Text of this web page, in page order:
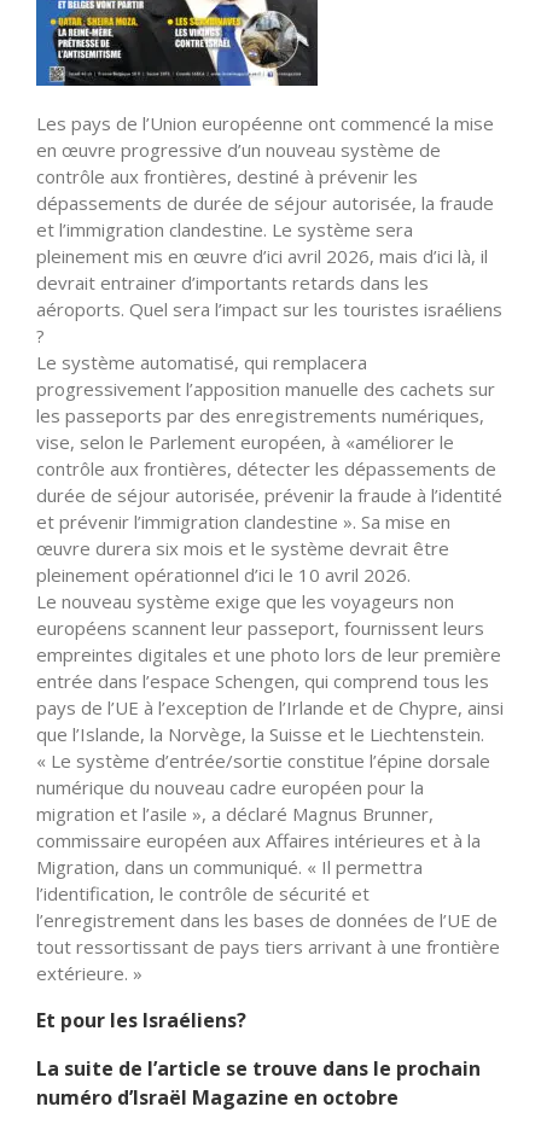
Les pays de l’Union européenne ont commencé la mise
en œuvre progressive d’un nouveau système de
contrôle aux frontières, destiné à prévenir les
dépassements de durée de séjour autorisée, la fraude
et l’immigration clandestine. Le système sera
pleinement mis en œuvre d’ici avril 2026, mais d’ici là, il
devrait entrainer d’importants retards dans les
aéroports. Quel sera l’impact sur les touristes israéliens
?
Le système automatisé, qui remplacera
progressivement l’apposition manuelle des cachets sur
les passeports par des enregistrements numériques,
vise, selon le Parlement européen, à «améliorer le
contrôle aux frontières, détecter les dépassements de
durée de séjour autorisée, prévenir la fraude à l’identité
et prévenir l’immigration clandestine ». Sa mise en
œuvre durera six mois et le système devrait être
pleinement opérationnel d’ici le 10 avril 2026.
Le nouveau système exige que les voyageurs non
européens scannent leur passeport, fournissent leurs
empreintes digitales et une photo lors de leur première
entrée dans l’espace Schengen, qui comprend tous les
pays de l’UE à l’exception de l’Irlande et de Chypre, ainsi
que l’Islande, la Norvège, la Suisse et le Liechtenstein.
« Le système d’entrée/sortie constitue l’épine dorsale
numérique du nouveau cadre européen pour la
migration et l’asile », a déclaré Magnus Brunner,
commissaire européen aux Affaires intérieures et à la
Migration, dans un communiqué. « Il permettra
l’identification, le contrôle de sécurité et
l’enregistrement dans les bases de données de l’UE de
tout ressortissant de pays tiers arrivant à une frontière
extérieure. »
Et pour les Israéliens?
La suite de l’article se trouve dans le prochain
numéro d’Israël Magazine en octobre